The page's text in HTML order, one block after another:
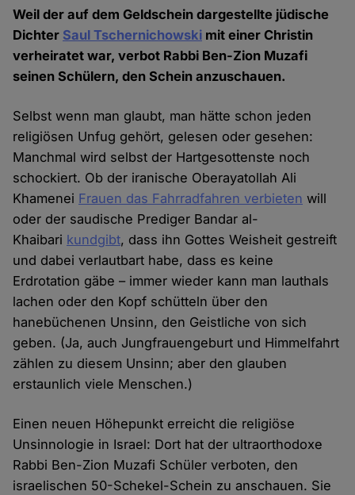
Weil der auf dem Geldschein dargestellte jüdische
Dichter Saul Tschernichowski mit einer Christin
verheiratet war, verbot Rabbi Ben-Zion Muzafi
seinen Schülern, den Schein anzuschauen.
Selbst wenn man glaubt, man hätte schon jeden
religiösen Unfug gehört, gelesen oder gesehen:
Manchmal wird selbst der Hartgesottenste noch
schockiert. Ob der iranische Oberayatollah Ali
Khamenei Frauen das Fahrradfahren verbieten will
oder der saudische Prediger Bandar al-
Khaibari kundgibt, dass ihn Gottes Weisheit gestreift
und dabei verlautbart habe, dass es keine
Erdrotation gäbe – immer wieder kann man lauthals
lachen oder den Kopf schütteln über den
hanebüchenen Unsinn, den Geistliche von sich
geben. (Ja, auch Jungfrauengeburt und Himmelfahrt
zählen zu diesem Unsinn; aber den glauben
erstaunlich viele Menschen.)
Einen neuen Höhepunkt erreicht die religiöse
Unsinnologie in Israel: Dort hat der ultraorthodoxe
Rabbi Ben-Zion Muzafi Schüler verboten, den
israelischen 50-Schekel-Schein zu anschauen. Sie